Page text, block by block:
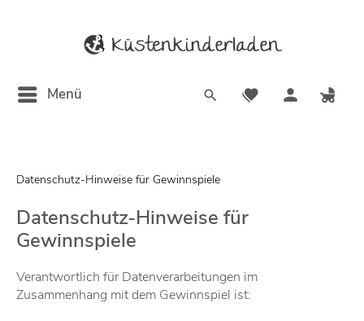
Menü
Datenschutz-Hinweise für Gewinnspiele
Datenschutz-Hinweise für
Gewinnspiele
Verantwortlich für Datenverarbeitungen im
Zusammenhang mit dem Gewinnspiel ist: